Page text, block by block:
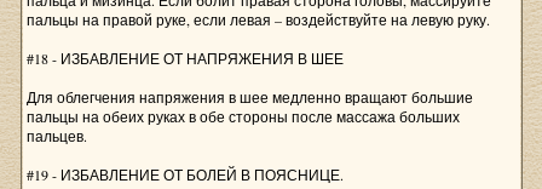
пальцы на правой руке, если левая – воздействуйте на левую руку.
#18 - ИЗБАВЛЕНИЕ ОТ НАПРЯЖЕНИЯ В ШЕЕ
Для облегчения напряжения в шее медленно вращают большие
пальцы на обеих руках в обе стороны после массажа больших
пальцев.
#19 - ИЗБАВЛЕНИЕ ОТ БОЛЕЙ В ПОЯСНИЦЕ.